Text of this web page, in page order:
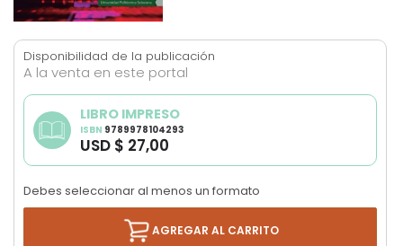
to
the
beginning
of
the
images
gallery
Disponibilidad de la publicación
A la venta en este portal
LIBRO IMPRESO
ISBN 9789978104293
USD $ 27,00
Debes seleccionar al menos un formato
AGREGAR AL CARRITO